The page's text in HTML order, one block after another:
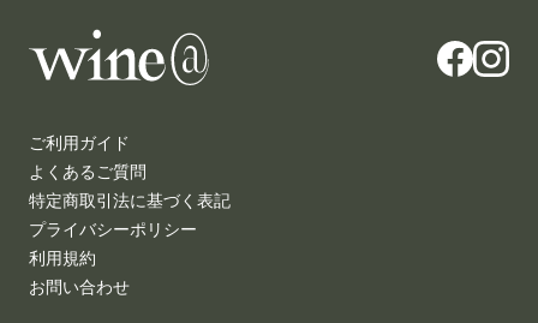
ご利用ガイド
よくあるご質問
特定商取引法に基づく表記
プライバシーポリシー
利用規約
お問い合わせ